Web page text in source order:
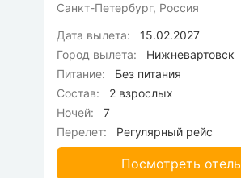
Санкт-Петербург, Россия
Дата вылета:
15.02.2027
Город вылета:
Нижневартовск
Питание:
Без питания
Состав:
2 взрослых
Ночей:
7
Перелет:
Регулярный рейс
Посмотреть отель